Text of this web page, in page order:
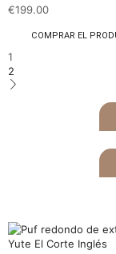
€199.00
COMPRAR EL
1
2